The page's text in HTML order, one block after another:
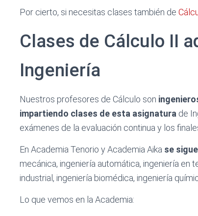
Por cierto, si necesitas clases también de
Clases de Cálculo II
Ingeniería
Nuestros profesores de Cálculo son
impartiendo clases de esta asignatura de
exámenes de la evaluación continua y los
En Academia Tenorio y Academia Aika se
mecánica, ingeniería automática, ingeniería en
industrial, ingeniería biomédica, ingeniería
Lo que vemos en la Academia: